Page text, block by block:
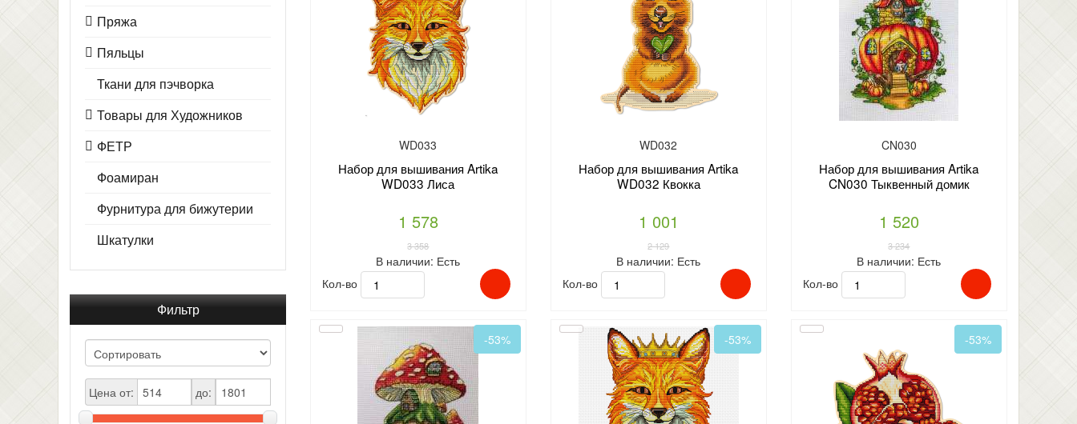
Пряжа
Пяльцы
Ткани для пэчворка
Товары для Художников
ФЕТР
Фоамиран
Фурнитура для бижутерии
Шкатулки
Фильтр
Цена от: до:
WD033
Набор для вышивания Artika
WD033 Лиса
1 578
3 358
В наличии: Есть
Кол-во
WD032
Набор для вышивания Artika
WD032 Квокка
1 001
2 129
В наличии: Есть
Кол-во
CN030
Набор для вышивания Artika
CN030 Тыквенный домик
1 520
3 234
В наличии: Есть
Кол-во
-53% -53% -53%